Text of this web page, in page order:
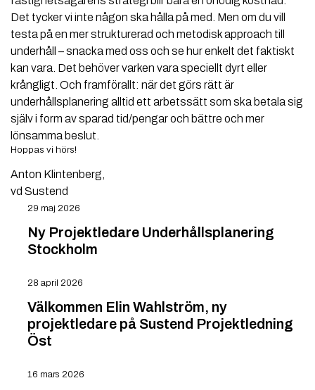
Det tycker vi inte någon ska hålla på med. Men om du vill
testa på en mer strukturerad och metodisk approach till
underhåll – snacka med oss och se hur enkelt det faktiskt
kan vara. Det behöver varken vara speciellt dyrt eller
krångligt. Och framförallt: när det görs rätt är
underhållsplanering alltid ett arbetssätt som ska betala sig
själv i form av sparad tid/pengar och bättre och mer
lönsamma beslut.
Hoppas vi hörs!
Anton Klintenberg,
vd Sustend
Ny Projektledare Underhållsplanering
Stockholm
29 maj 2026
Välkommen Elin Wahlström, ny
projektledare på Sustend Projektledning
Öst
28 april 2026
16 mars 2026